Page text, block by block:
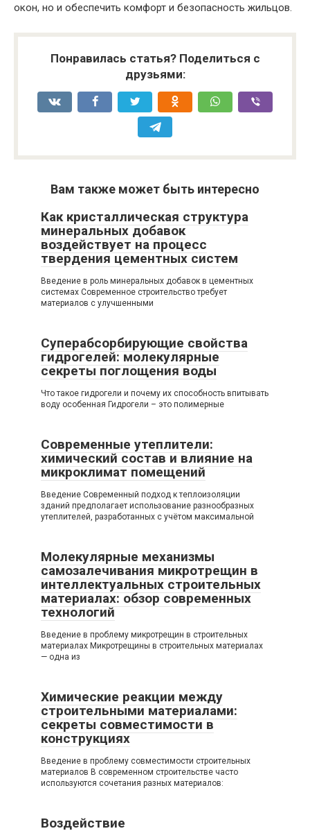
окон, но и обеспечить комфорт и безопасность жильцов.
Понравилась статья? Поделиться с
друзьями:
Вам также может быть интересно
Как кристаллическая структура
минеральных добавок
воздействует на процесс
твердения цементных систем
Введение в роль минеральных добавок в цементных
системах Современное строительство требует
материалов с улучшенными
Суперабсорбирующие свойства
гидрогелей: молекулярные
секреты поглощения воды
Что такое гидрогели и почему их способность впитывать
воду особенная Гидрогели – это полимерные
Современные утеплители:
химический состав и влияние на
микроклимат помещений
Введение Современный подход к теплоизоляции
зданий предполагает использование разнообразных
утеплителей, разработанных с учётом максимальной
Молекулярные механизмы
самозалечивания микротрещин в
интеллектуальных строительных
материалах: обзор современных
технологий
Введение в проблему микротрещин в строительных
материалах Микротрещины в строительных материалах
— одна из
Химические реакции между
строительными материалами:
секреты совместимости в
конструкциях
Введение в проблему совместимости строительных
материалов В современном строительстве часто
используются сочетания разных материалов:
Воздействие